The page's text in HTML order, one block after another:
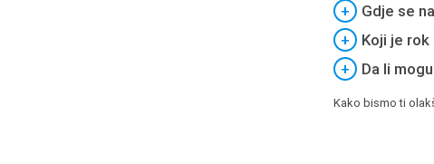
+
Gdje se
+
Koji je
+
Da li
Kako bismo ti